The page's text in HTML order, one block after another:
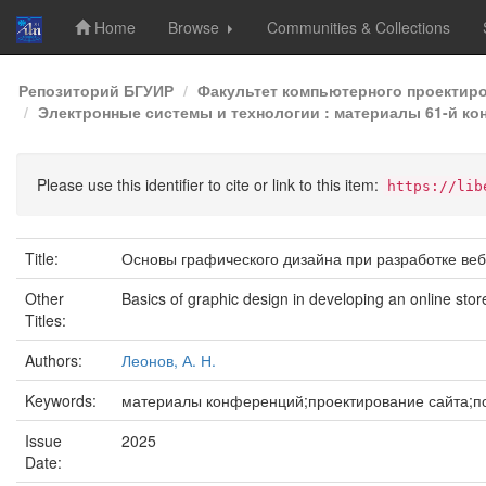
Skip
navigation
Home Browse Communities & Collections
Репозиторий БГУИР
Факультет компьютерного
Электронные системы и технологии : материалы 61-й
Please use this identifier to cite or link to this item: https://
Title:
Основы графического дизайна при разработке
Other
Titles:
Basics of graphic design in developing an online
Authors:
Леонов, А. Н.
Keywords:
материалы конференций;проектирование
Issue
Date:
2025